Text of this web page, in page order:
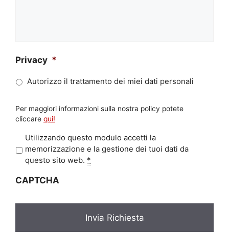
Privacy *
Autorizzo il trattamento dei miei dati personali
Per maggiori informazioni sulla nostra policy potete
cliccare qui!
r
a
y
Utilizzando questo modulo accetti la
memorizzazione e la gestione dei tuoi dati da
questo sito web. *
CAPTCHA